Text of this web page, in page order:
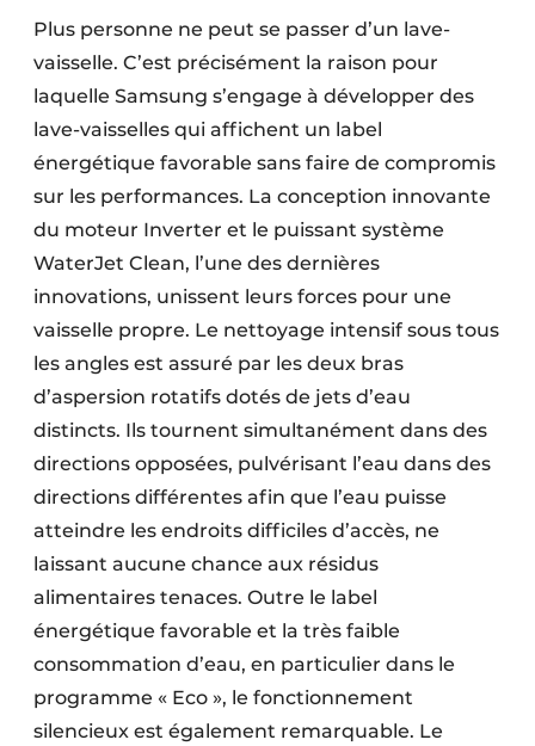
Plus personne ne peut se passer d’un lave-
vaisselle. C’est précisément la raison pour
laquelle Samsung s’engage à développer des
lave-vaisselles qui affichent un label
énergétique favorable sans faire de compromis
sur les performances. La conception innovante
du moteur Inverter et le puissant système
WaterJet Clean, l’une des dernières
innovations, unissent leurs forces pour une
vaisselle propre. Le nettoyage intensif sous tous
les angles est assuré par les deux bras
d’aspersion rotatifs dotés de jets d’eau
distincts. Ils tournent simultanément dans des
directions opposées, pulvérisant l’eau dans des
directions différentes afin que l’eau puisse
atteindre les endroits difficiles d’accès, ne
laissant aucune chance aux résidus
alimentaires tenaces. Outre le label
énergétique favorable et la très faible
consommation d’eau, en particulier dans le
programme « Eco », le fonctionnement
silencieux est également remarquable. Le